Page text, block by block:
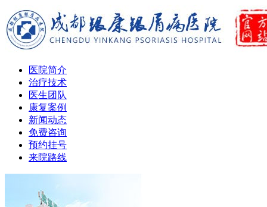
医院简介
治疗技术
医生团队
康复案例
新闻动态
免费咨询
预约挂号
来院路线